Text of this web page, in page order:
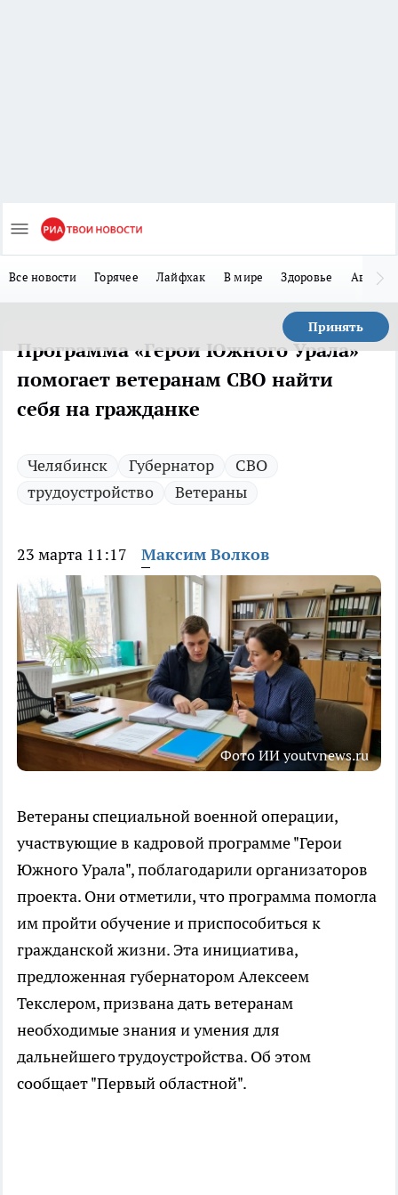
Все новости Горячее Лайфхак В мире Здоровье Авто
Принять
Программа «Герои Южного Урала»
помогает ветеранам СВО найти
себя на гражданке
Челябинск Губернатор
СВО
трудоустройство
Ветераны
23 марта 11:17 Максим Волков
Фото ИИ youtvnews.ru
Ветераны специальной военной операции,
участвующие в кадровой программе "Герои
Южного Урала", поблагодарили организаторов
проекта. Они отметили, что программа помогла
им пройти обучение и приспособиться к
гражданской жизни. Эта инициатива,
предложенная губернатором Алексеем
Текслером, призвана дать ветеранам
необходимые знания и умения для
дальнейшего трудоустройства. Об этом
сообщает "Первый областной".